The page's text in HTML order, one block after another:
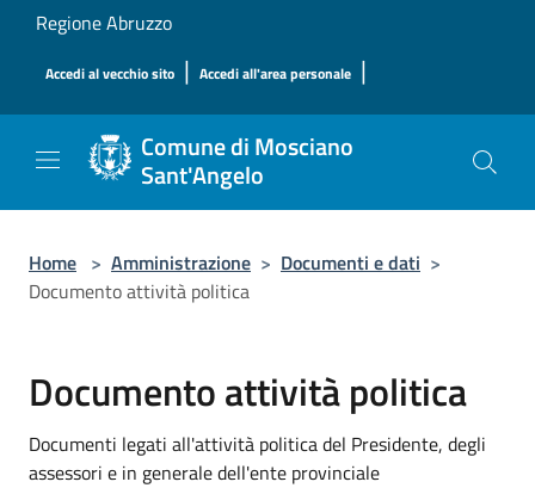
Salta al contenuto principale
Regione Abruzzo
Accedi al vecchio sito | Accedi all'area personale |
Comune di Mosciano
Sant'Angelo
Home > Amministrazione > Documenti e dati >
Documento attività politica
Documento attività politica
Documenti legati all'attività politica del Presidente, degli
assessori e in generale dell'ente provinciale